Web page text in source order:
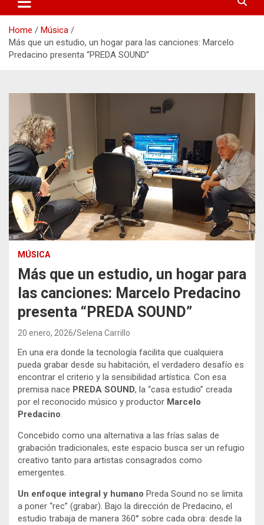
Home
Música
Más que un estudio, un hogar para las canciones: Marcelo
Predacino presenta “PREDA SOUND”
MÚSICA
Más que un estudio, un hogar para
las canciones: Marcelo Predacino
presenta “PREDA SOUND”
20 enero, 2026 Selena Carrillo
En una era donde la tecnología facilita que cualquiera
pueda grabar desde su habitación, el verdadero desafío es
encontrar el criterio y la sensibilidad artística. Con esa
premisa nace PREDA SOUND, la “casa estudio” creada
por el reconocido músico y productor Marcelo
Predacino.
Concebido como una alternativa a las frías salas de
grabación tradicionales, este espacio busca ser un refugio
creativo tanto para artistas consagrados como
emergentes.
Un enfoque integral y humano Preda Sound no se limita
a poner “rec” (grabar). Bajo la dirección de Predacino, el
estudio trabaja de manera 360° sobre cada obra: desde la